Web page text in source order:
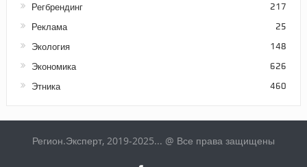
Регбрендинг 217
Реклама 25
Экология 148
Экономика 626
Этника 460
Регион.Эксперт, 2019-2025... @ Все права защищены